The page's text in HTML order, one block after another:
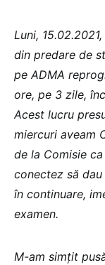
Luni,
din predare de
pe ADMA
ore, pe 3 zile,
Acest lucru
miercuri aveam
de la Comisie
conectez să
în continuare,
examen.
M-am simțit